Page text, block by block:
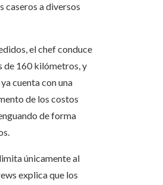
caseros a diversos
el chef conduce
de 160 kilómetros, y
cuenta con una
de los costos
de forma
únicamente al
explica que los